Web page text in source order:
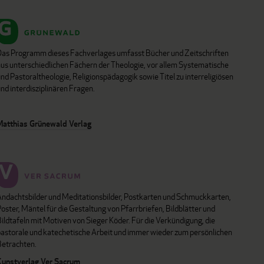
Programm dieses Fachverlages umfasst Bücher und Zeitschriften
unterschiedlichen Fächern der Theologie, vor allem Systematische
Pastoraltheologie, Religionspädagogik sowie Titel zu interreligiösen
interdisziplinären Fragen.
Grünewald Verlag
und Meditationsbilder, Postkarten und Schmuckkarten,
Mäntel für die Gestaltung von Pfarrbriefen, Bildblätter und
mit Motiven von Sieger Köder. Für die Verkündigung, die
und katechetische Arbeit und immer wieder zum persönlichen
Ver Sacrum